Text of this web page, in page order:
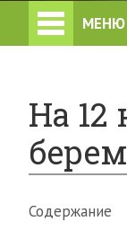
МЕНЮ
На 12
Содержание